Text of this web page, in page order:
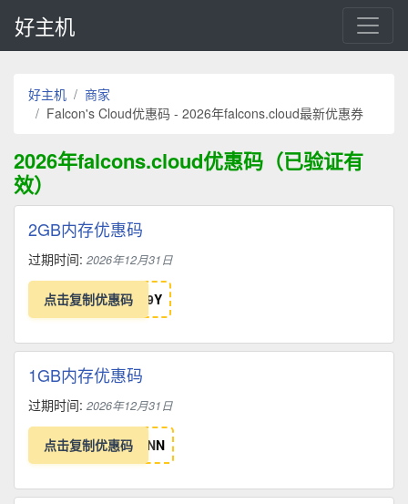
好主机
好主机
商家
Falcon's Cloud优惠码 - 2026年falcons.cloud最新优惠券
2026年falcons.cloud优惠码（已验证有
效）
2GB内存优惠码
过期时间: 2026年12月31日
点击复制优惠码 9Y
1GB内存优惠码
过期时间: 2026年12月31日
点击复制优惠码 NN